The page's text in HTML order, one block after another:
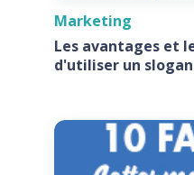
Marketing
Les avantages et
d'utiliser un